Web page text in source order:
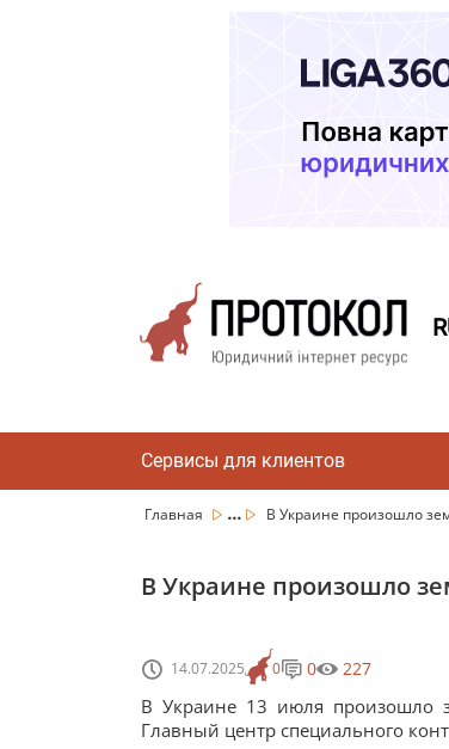
Сервисы для клиентов
Главная ... В Украине произошло
В Украине произошло
14.07.2025 0 0 227
В Украине 13 июля произошло
Главный центр специального